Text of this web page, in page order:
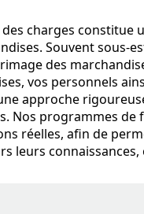
des charges
Souvent sous-
des
vos personnels
approche
Nos programmes de
réelles, afin de
leurs